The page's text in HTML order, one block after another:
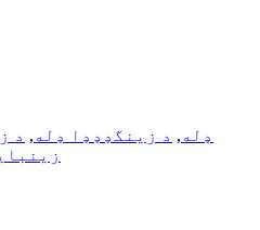
د CP ډله , د زینگډډډا ډله , د